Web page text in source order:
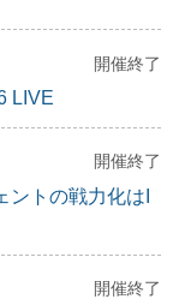
開催終了
LIVE
開催終了
ントの戦力化はI
開催終了